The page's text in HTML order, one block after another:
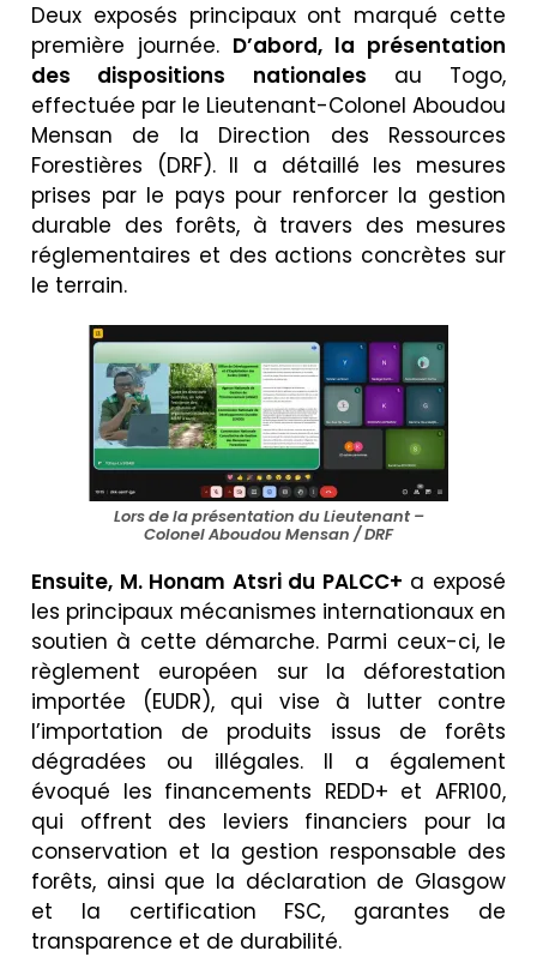
Deux exposés principaux ont marqué cette
première journée. D’abord, la présentation
des dispositions nationales au Togo,
effectuée par le Lieutenant-Colonel Aboudou
Mensan de la Direction des Ressources
Forestières (DRF). Il a détaillé les mesures
prises par le pays pour renforcer la gestion
durable des forêts, à travers des mesures
réglementaires et des actions concrètes sur
le terrain.
Lors de la présentation du Lieutenant –
Colonel Aboudou Mensan / DRF
Ensuite, M. Honam Atsri du PALCC+ a exposé
les principaux mécanismes internationaux en
soutien à cette démarche. Parmi ceux-ci, le
règlement européen sur la déforestation
importée (EUDR), qui vise à lutter contre
l’importation de produits issus de forêts
dégradées ou illégales. Il a également
évoqué les financements REDD+ et AFR100,
qui offrent des leviers financiers pour la
conservation et la gestion responsable des
forêts, ainsi que la déclaration de Glasgow
et la certification FSC, garantes de
transparence et de durabilité.